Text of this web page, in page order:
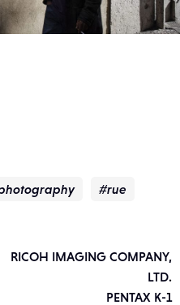
#rue
RICOH IMAGING COMPANY,
LTD.
PENTAX K-1